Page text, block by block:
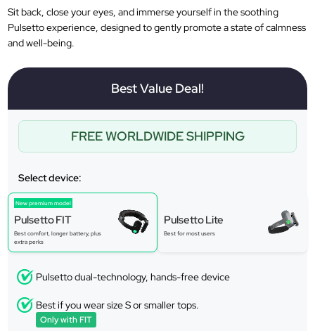
Sit back, close your eyes, and immerse yourself in the soothing
Pulsetto experience, designed to gently promote a state of calmness
and well-being.
Best Value Deal!
FREE WORLDWIDE SHIPPING
Select device:
New premium model
Pulsetto FIT
Best comfort, longer battery, plus
extra perks
Pulsetto Lite
Best for most users
Pulsetto dual-technology, hands-free device
Best if you wear size S or smaller tops.
Only with FIT